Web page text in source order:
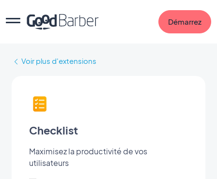
Démarrez
Voir plus d'extensions
Checklist
Maximisez la productivité de vos
utilisateurs